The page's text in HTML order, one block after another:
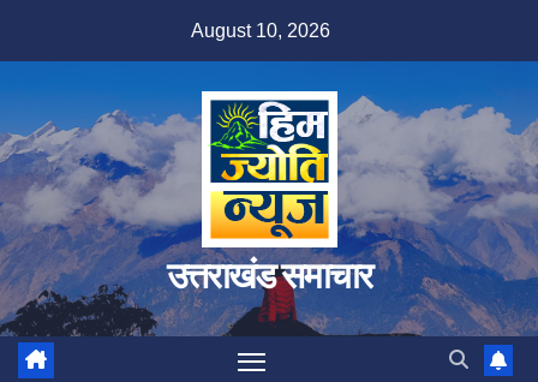
August 10, 2026
उत्तराखंड समाचार